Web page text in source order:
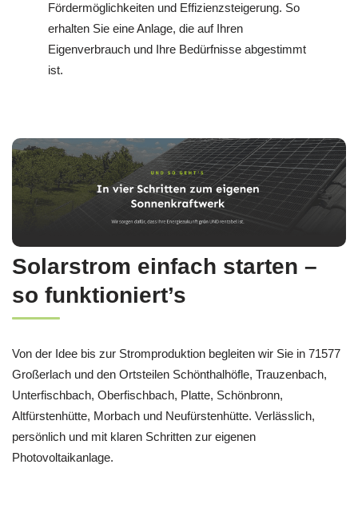
Fördermöglichkeiten und Effizienzsteigerung. So
erhalten Sie eine Anlage, die auf Ihren
Eigenverbrauch und Ihre Bedürfnisse abgestimmt
ist.
Solarstrom einfach starten –
so funktioniert’s
Von der Idee bis zur Stromproduktion begleiten wir Sie in 71577
Großerlach und den Ortsteilen Schönthalhöfle, Trauzenbach,
Unterfischbach, Oberfischbach, Platte, Schönbronn,
Altfürstenhütte, Morbach und Neufürstenhütte. Verlässlich,
persönlich und mit klaren Schritten zur eigenen
Photovoltaikanlage.